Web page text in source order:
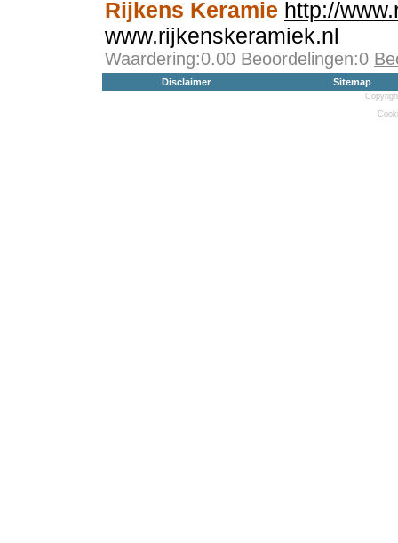
Rijkens Keramie http://
www.rijkenskeramiek.nl
Waardering:0.00 Beoordelingen:0
Disclaimer Sitemap